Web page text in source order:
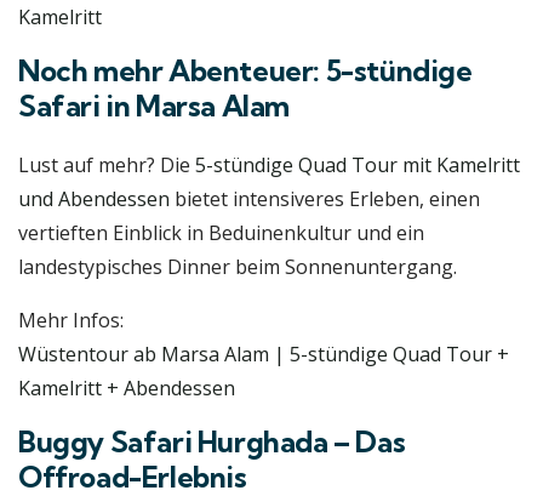
Kamelritt
Noch mehr Abenteuer: 5-stündige
Safari in Marsa Alam
Lust auf mehr? Die 5-stündige Quad Tour mit Kamelritt
und Abendessen bietet intensiveres Erleben, einen
vertieften Einblick in Beduinenkultur und ein
landestypisches Dinner beim Sonnenuntergang.
Mehr Infos:
Wüstentour ab Marsa Alam | 5-stündige Quad Tour +
Kamelritt + Abendessen
Buggy Safari Hurghada – Das
Offroad-Erlebnis